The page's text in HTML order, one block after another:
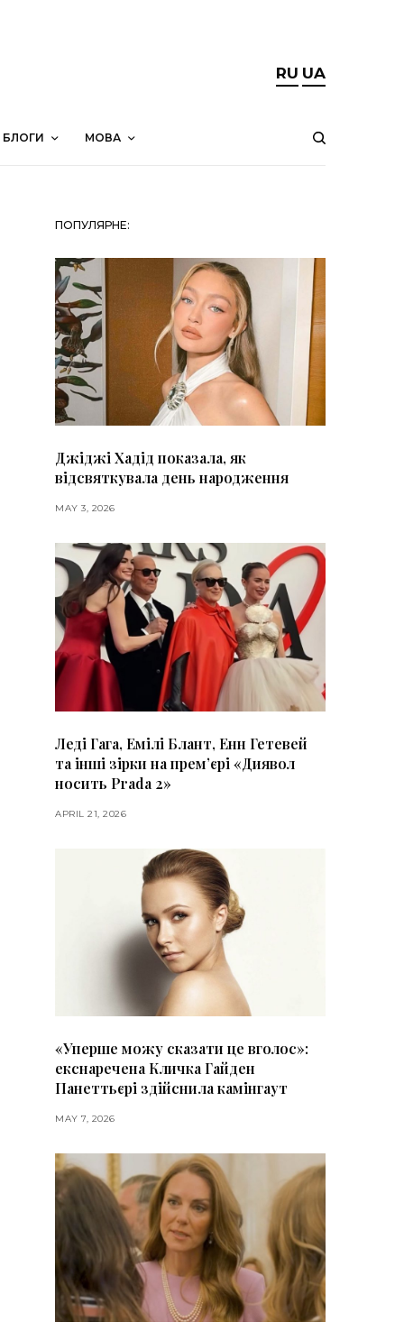
RU UA
БЛОГИ МОВА
ПОПУЛЯРНЕ:
Джіджі Хадід показала, як
відсвяткувала день народження
MAY 3, 2026
Леді Гага, Емілі Блант, Енн Гетевей
та інші зірки на премʼєрі «Диявол
носить Prada 2»
APRIL 21, 2026
«Уперше можу сказати це вголос»:
екснаречена Кличка Гайден
Панеттьєрі здійснила камінгаут
MAY 7, 2026